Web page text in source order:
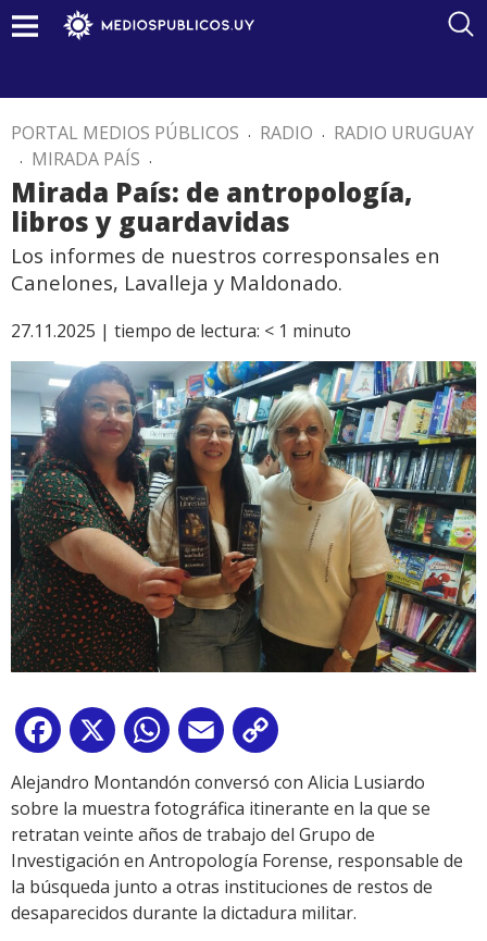
PORTAL MEDIOS PÚBLICOS . RADIO . RADIO URUGUAY
. MIRADA PAÍS .
Mirada País: de antropología,
libros y guardavidas
Los informes de nuestros corresponsales en
Canelones, Lavalleja y Maldonado.
27.11.2025 | tiempo de lectura: < 1 minuto
Facebook
X WhatsApp
Email
Link
Alejandro Montandón conversó con Alicia Lusiardo
sobre la muestra fotográfica itinerante en la que se
retratan veinte años de trabajo del Grupo de
Investigación en Antropología Forense, responsable de
la búsqueda junto a otras instituciones de restos de
desaparecidos durante la dictadura militar.